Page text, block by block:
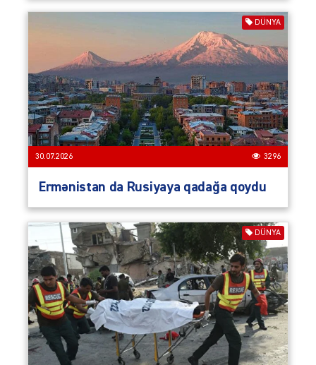
DÜNYA
30.07.2026 3296
Ermənistan da Rusiyaya qadağa qoydu
DÜNYA